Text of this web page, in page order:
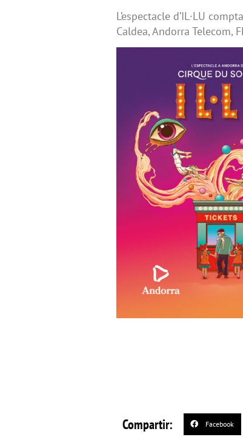
L’espectacle d’IL·LU
Caldea, Andorra Telecom,
Compartir: Facebook